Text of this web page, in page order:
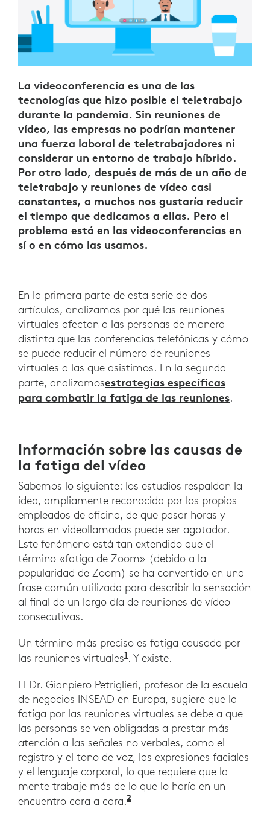
La videoconferencia es una de las
tecnologías que hizo posible el teletrabajo
durante la pandemia. Sin reuniones de
vídeo, las empresas no podrían mantener
una fuerza laboral de teletrabajadores ni
considerar un entorno de trabajo híbrido.
Por otro lado, después de más de un año de
teletrabajo y reuniones de vídeo casi
constantes, a muchos nos gustaría reducir
el tiempo que dedicamos a ellas. Pero el
problema está en las videoconferencias en
sí o en cómo las usamos.
En la primera parte de esta serie de dos
artículos, analizamos por qué las reuniones
virtuales afectan a las personas de manera
distinta que las conferencias telefónicas y cómo
se puede reducir el número de reuniones
virtuales a las que asistimos. En la segunda
parte, analizamosestrategias específicas
para combatir la fatiga de las reuniones.
Información sobre las causas de
la fatiga del vídeo
Sabemos lo siguiente: los estudios respaldan la
idea, ampliamente reconocida por los propios
empleados de oficina, de que pasar horas y
horas en videollamadas puede ser agotador.
Este fenómeno está tan extendido que el
término «fatiga de Zoom» (debido a la
popularidad de Zoom) se ha convertido en una
frase común utilizada para describir la sensación
al final de un largo día de reuniones de vídeo
consecutivas.
Un término más preciso es fatiga causada por
las reuniones virtuales1https://
. Y existe.
El Dr. Gianpiero Petriglieri, profesor de la escuela
de negocios INSEAD en Europa, sugiere que la
fatiga por las reuniones virtuales se debe a que
las personas se ven obligadas a prestar más
atención a las señales no verbales, como el
registro y el tono de voz, las expresiones faciales
y el lenguaje corporal, lo que requiere que la
mente trabaje más de lo que lo haría en un
encuentro cara a cara.2